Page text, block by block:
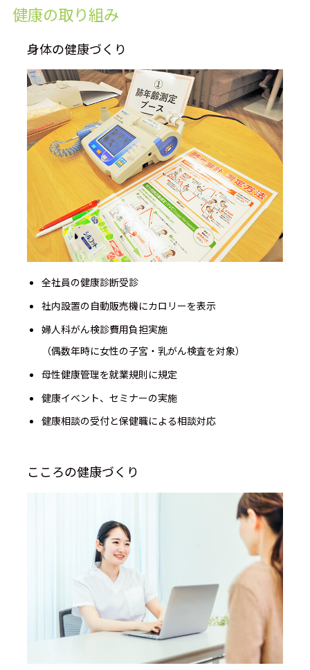
健康の取り組み
身体の健康づくり
全社員の健康診断受診
社内設置の自動販売機にカロリーを表示
婦人科がん検診費用負担実施
（偶数年時に女性の子宮・乳がん検査を対象）
母性健康管理を就業規則に規定
健康イベント、セミナーの実施
健康相談の受付と保健職による相談対応
こころの健康づくり